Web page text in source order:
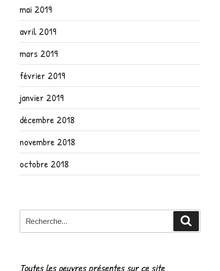
mai 2019
avril 2019
mars 2019
février 2019
janvier 2019
décembre 2018
novembre 2018
octobre 2018
Recherche
pour
Toutes les oeuvres présentes sur ce site